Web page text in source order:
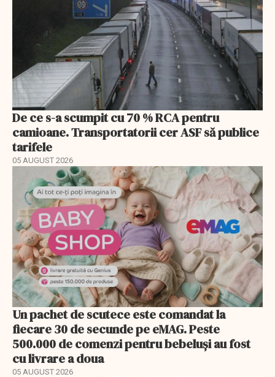
De ce s-a scumpit cu 70 % RCA pentru
camioane. Transportatorii cer ASF să publice
tarifele
05 AUGUST 2026
Un pachet de scutece este comandat la
fiecare 30 de secunde pe eMAG. Peste
500.000 de comenzi pentru bebeluși au fost
cu livrare a doua
05 AUGUST 2026